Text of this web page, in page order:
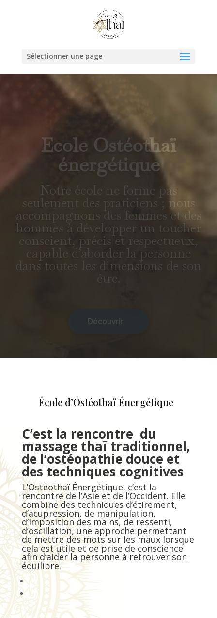
Sélectionner une page
L'ostéothaï
énergétique
naissance d'une
méthode
Notre école ne forme pas
seulement des praticiens ;
nous accompagnons des
femmes et des hommes à
développer un toucher
conscient, précis et
respectueux, capable
d’aborder la personne dans
École d’Ostéothaï Énergétique
C’est la rencontre du
massage thaï traditionnel,
de l’ostéopathie douce et
des techniques cognitives
L’Ostéothaï Énergétique, c’est la
rencontre de l’Asie et de l’Occident. Elle
combine des techniques d’étirement,
d’acupression, de manipulation,
d’imposition des mains, de ressenti,
d’oscillation, une approche permettant
de mettre des mots sur les maux lorsque
cela est utile et de prise de conscience
afin d’aider la personne à retrouver son
équilibre.